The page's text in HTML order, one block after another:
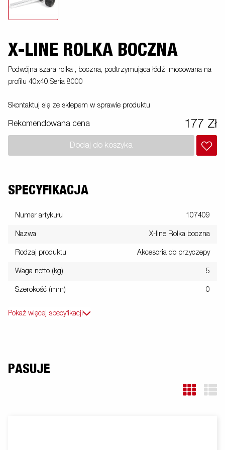
X-LINE ROLKA BOCZNA
Podwójna szara rolka , boczna, podtrzymująca łódź ,mocowana na
profilu 40x40,Seria 8000
Skontaktuj się ze sklepem w sprawie produktu
Rekomendowana cena 177 Zł
Dodaj do koszyka
SPECYFIKACJA
Numer artykułu 107409
Nazwa X-line Rolka boczna
Rodzaj produktu Akcesoria do przyczepy
Waga netto (kg) 5
Szerokość (mm) 0
Pokaż więcej specyfikacji
PASUJE